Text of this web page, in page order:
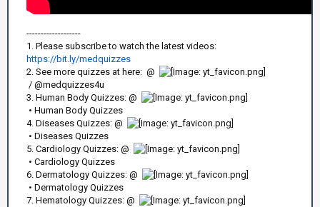
-------------------
1. Please subscribe to watch the latest videos:
https://bit.ly/medquizzes
2. See more quizzes at here: @
/ @medquizzes4u
3. Human Body Quizzes: @
• Human Body Quizzes
4. Diseases Quizzes: @
• Diseases Quizzes
5. Cardiology Quizzes: @
• Cardiology Quizzes
6. Dermatology Quizzes: @
• Dermatology Quizzes
7. Hematology Quizzes: @